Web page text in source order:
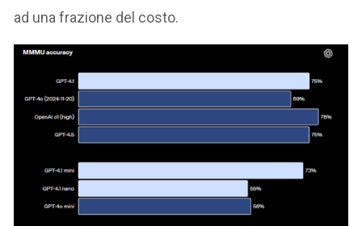
ad una frazione del costo.